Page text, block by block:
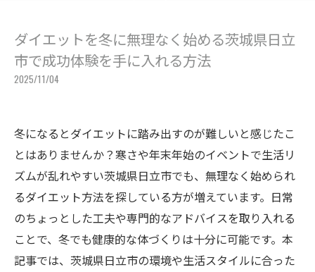
ダイエットを冬に無理なく始める茨城県日立
市で成功体験を手に入れる方法
2025/11/04
冬になるとダイエットに踏み出すのが難しいと感じたこ
とはありませんか？寒さや年末年始のイベントで生活リ
ズムが乱れやすい茨城県日立市でも、無理なく始められ
るダイエット方法を探している方が増えています。日常
のちょっとした工夫や専門的なアドバイスを取り入れる
ことで、冬でも健康的な体づくりは十分に可能です。本
記事では、茨城県日立市の環境や生活スタイルに合った